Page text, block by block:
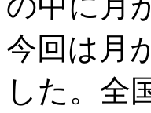
今回は月
した。全